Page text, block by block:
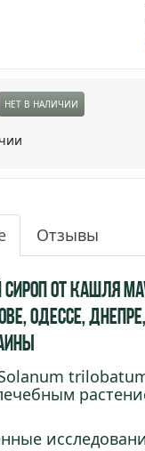
НЕТ В НАЛИЧИИ
Отзывы
от кашля
Одессе,